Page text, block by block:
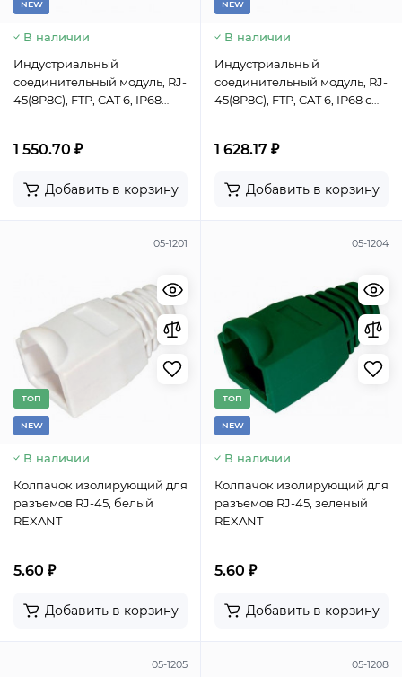
NEW
В наличии
Индустриальный
соединительный модуль, RJ-
45(8P8C), FTP, CAT 6, IP68
1 550.70 ₽
Добавить в корзину
NEW
В наличии
Индустриальный
соединительный модуль, RJ-
45(8P8C), FTP, CAT 6, IP68 с
1 628.17 ₽
Добавить в корзину
05-1201
TОП
NEW
В наличии
Колпачок изолирующий для
разъемов RJ-45, белый
REXANT
5.60 ₽
Добавить в корзину
05-1204
TОП
NEW
В наличии
Колпачок изолирующий для
разъемов RJ-45, зеленый
REXANT
5.60 ₽
Добавить в корзину
05-1205 05-1208